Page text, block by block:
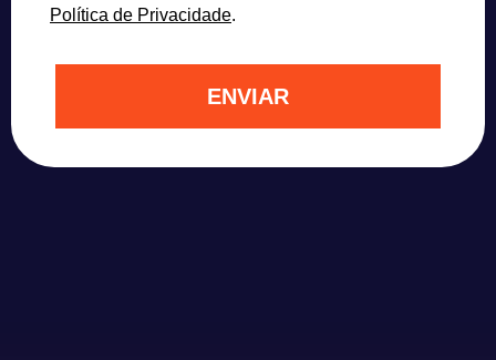
Política de Privacidade.
ENVIAR